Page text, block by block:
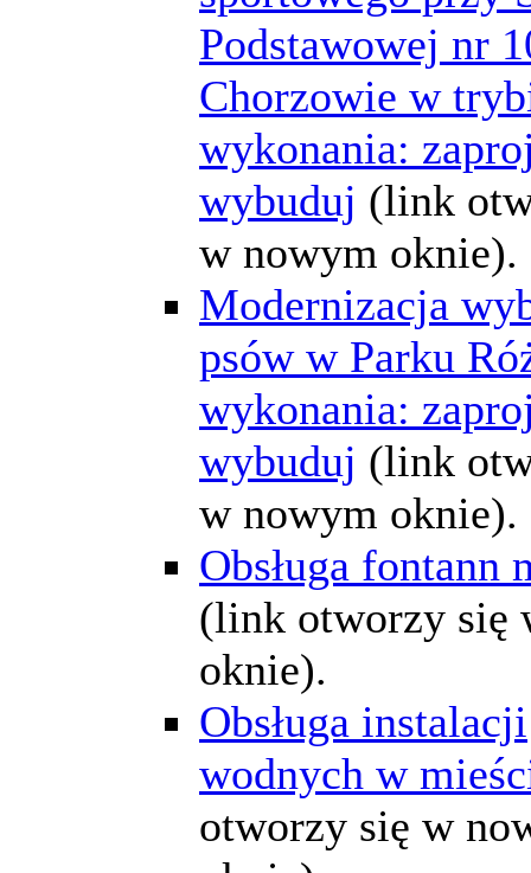
Podstawowej nr
Chorzowie w
wykonania:
wybuduj (link
w nowym oknie).
Modernizacja
psów w Parku
wykonania:
wybuduj (link
w nowym oknie).
Obsługa fontann
(link otworzy się
oknie).
Obsługa instalacji
wodnych w
otworzy się w